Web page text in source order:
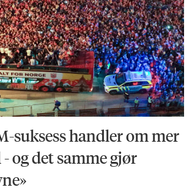
suksess handler om mer
og det samme gjør